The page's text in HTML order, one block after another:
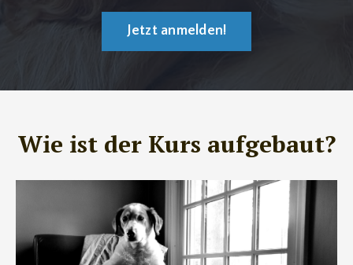
Jetzt anmelden!
Wie ist der Kurs aufgebaut?